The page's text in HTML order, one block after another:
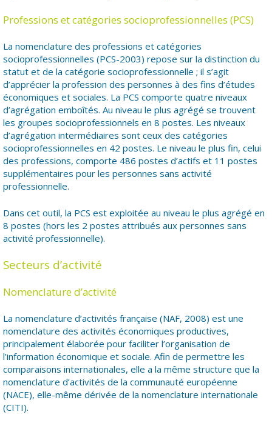
Professions et catégories socioprofessionnelles (PCS)
La nomenclature des professions et catégories
socioprofessionnelles (PCS-2003) repose sur la distinction du
statut et de la catégorie socioprofessionnelle ; il s’agit
d’apprécier la profession des personnes à des fins d’études
économiques et sociales. La PCS comporte quatre niveaux
d’agrégation emboîtés. Au niveau le plus agrégé se trouvent
les groupes socioprofessionnels en 8 postes. Les niveaux
d’agrégation intermédiaires sont ceux des catégories
socioprofessionnelles en 42 postes. Le niveau le plus fin, celui
des professions, comporte 486 postes d’actifs et 11 postes
supplémentaires pour les personnes sans activité
professionnelle.
Dans cet outil, la PCS est exploitée au niveau le plus agrégé en
8 postes (hors les 2 postes attribués aux personnes sans
activité professionnelle).
Secteurs d’activité
Nomenclature d’activité
La nomenclature d’activités française (NAF, 2008) est une
nomenclature des activités économiques productives,
principalement élaborée pour faciliter l’organisation de
l’information économique et sociale. Afin de permettre les
comparaisons internationales, elle a la même structure que la
nomenclature d’activités de la communauté européenne
(NACE), elle-même dérivée de la nomenclature internationale
(CITI).